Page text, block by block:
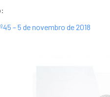
– 5 de novembro de 2018